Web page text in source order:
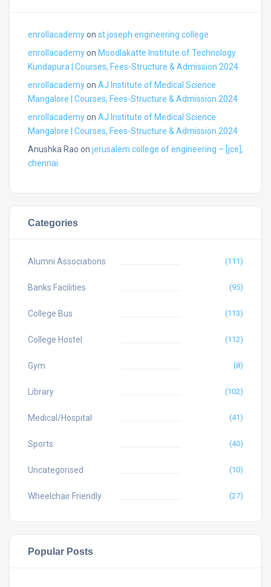
enrollacademyon st joseph engineering college
enrollacademyon Moodlakatte Institute of Technology
Kundapura | Courses, Fees-Structure & Admission 2024
enrollacademyon AJ Institute of Medical Science
Mangalore | Courses, Fees-Structure & Admission 2024
enrollacademyon AJ Institute of Medical Science
Mangalore | Courses, Fees-Structure & Admission 2024
Anushka Rao on jerusalem college of engineering – [jce],
chennai
Categories
Alumni Associations (111)
Banks Facilities (95)
College Bus (113)
College Hostel (112)
Gym (8)
Library (102)
Medical/Hospital (41)
Sports (40)
Uncategorised (10)
Wheelchair Friendly (27)
Popular Posts